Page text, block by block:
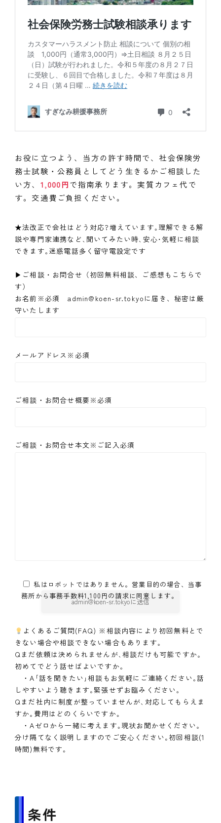
お役に立つよう、当方の許す時間で、社会保険労
務士試験・公務員としてどう生きるかご相談した
い方、 1,000円で指南承ります。実質カフェ代で
す。交通費ご負担ください。
★法改正で会社はどう対応?増えています｡理解できる解
説や専門家連携など､聞いてみたい時､安心･気軽に相談
できます｡迷惑電話多く留守電設定です
▶ご相談・お問合せ（初回無料相談、ご感想もこちらで
す）
お名前※必須 admin@koen-sr.tokyoに届き、秘密は厳
守いたします
メールアドレス※必須
ご相談・お問合せ概要※必須
ご相談・お問合せ本文※ご記入必須
私はロボットではありません。営業目的の場合、当事
務所から事務手数料1,100円の請求に同意します。
よくあるご質問(FAQ) ※相談内容により初回無料とで
きない場合や相談できない場合もあります｡
Qまだ依頼は決められませんが､相談だけも可能ですか｡
初めてでどう話せばよいですか｡
・A｢話を聞きたい｣相談もお気軽にご連絡ください｡話
しやすいよう聴きます｡緊張せずお臨みください｡
Qまだ社内に制度が整っていませんが､対応してもらえま
すか｡費用はどのくらいですか｡
・Aゼロから一緒に考えます｡現状お聞かせください｡
分け隔てなく説明しますのでご安心ください｡初回相談(1
時間)無料です｡
条件